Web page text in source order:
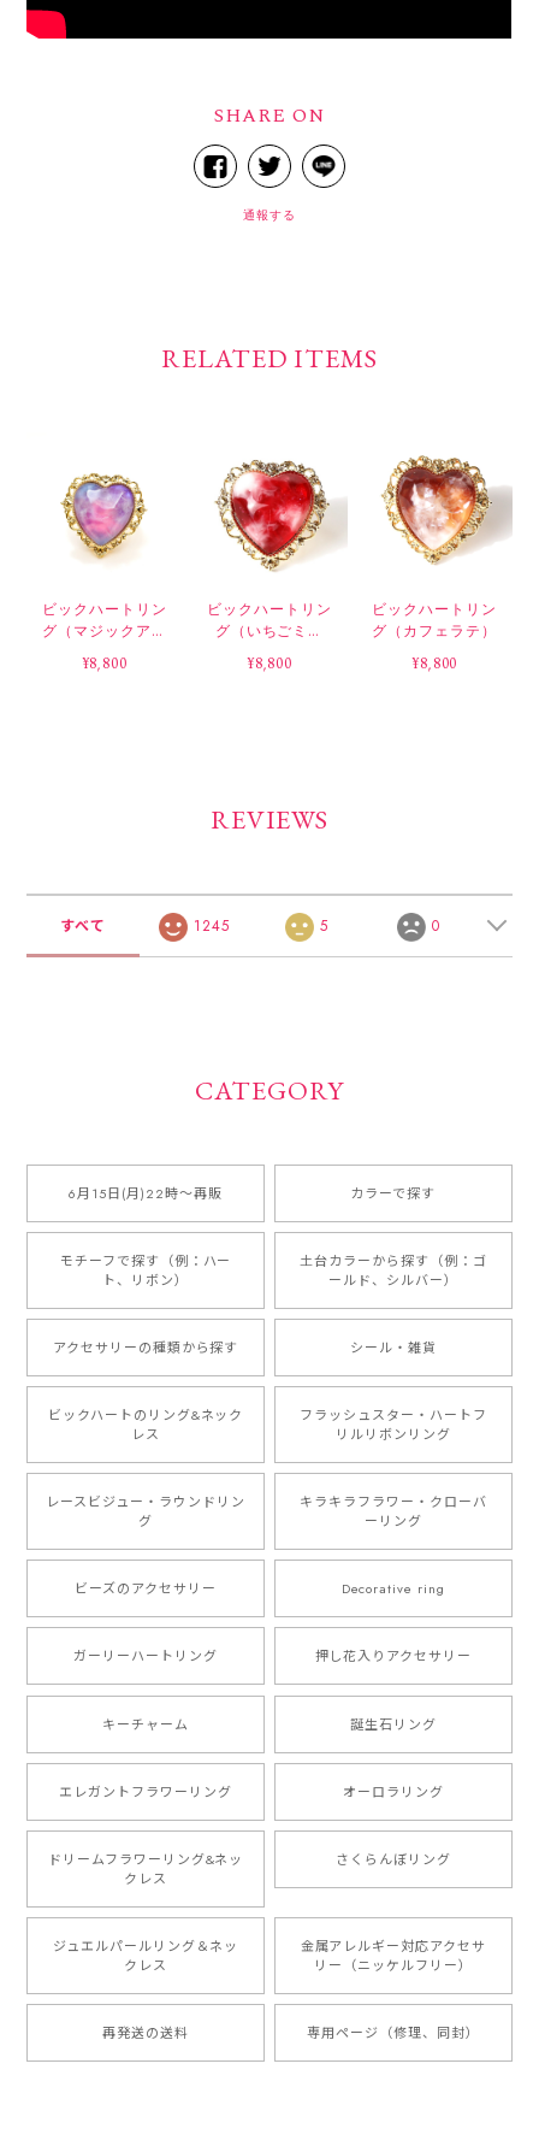
SHARE ON
通報する
RELATED ITEMS
ビックハートリン
グ（マジックアワ
ー）
¥8,800
ビックハートリン
グ（いちごミル
ク）
¥8,800
ビックハートリン
グ（カフェラテ）
¥8,800
REVIEWS
すべて 1245 5 0
CATEGORY
6月15日(月)22時〜再販 カラーで探す
モチーフで探す（例：ハー
ト、リボン）
土台カラーから探す（例：ゴ
ールド、シルバー）
アクセサリーの種類から探す シール・雑貨
ビックハートのリング&ネック
レス
フラッシュスター・ハートフ
リルリボンリング
レースビジュー・ラウンドリン
グ
キラキラフラワー・クローバ
ーリング
ビーズのアクセサリー Decorative ring
ガーリーハートリング 押し花入りアクセサリー
キーチャーム 誕生石リング
エレガントフラワーリング オーロラリング
ドリームフラワーリング&ネッ
クレス
さくらんぼリング
ジュエルパールリング＆ネッ
クレス
金属アレルギー対応アクセサ
リー（ニッケルフリー）
再発送の送料 専用ページ（修理、同封）